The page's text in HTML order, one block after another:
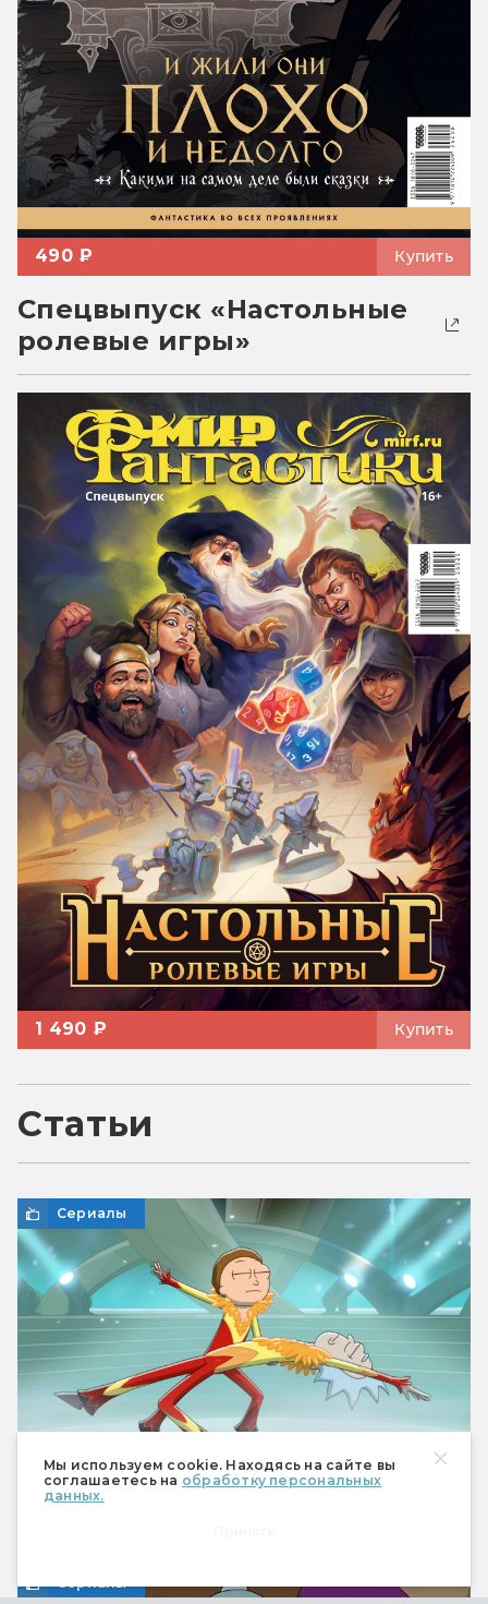
Мы используем cookie. Находясь на сайте вы
соглашаетесь на обработку персональных
данных.
490 ₽ Купить
Спецвыпуск «Настольные
ролевые игры»
1 490 ₽ Купить
Статьи
Сериалы